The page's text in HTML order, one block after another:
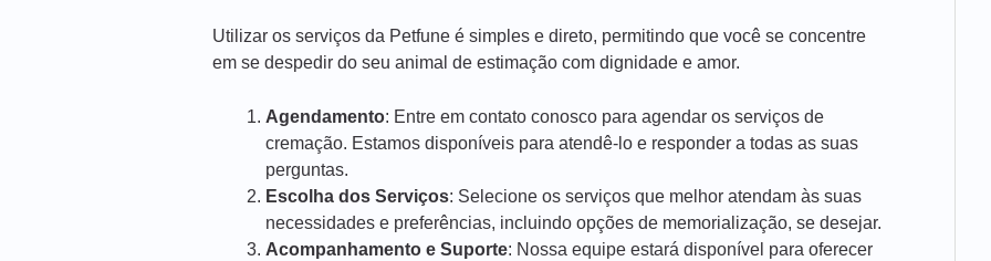
Utilizar os serviços da Petfune é simples e direto, permitindo que você se concentre
em se despedir do seu animal de estimação com dignidade e amor.
Agendamento: Entre em contato conosco para agendar os serviços de
cremação. Estamos disponíveis para atendê-lo e responder a todas as suas
perguntas.
Escolha dos Serviços: Selecione os serviços que melhor atendam às suas
necessidades e preferências, incluindo opções de memorialização, se desejar.
Acompanhamento e Suporte: Nossa equipe estará disponível para oferecer